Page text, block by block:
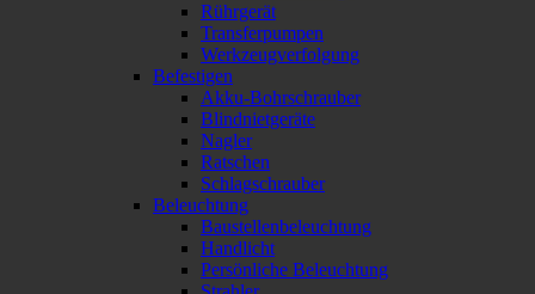
Rührgerät
Transferpumpen
Werkzeugverfolgung
Befestigen
Akku-Bohrschrauber
Blindnietgeräte
Nagler
Ratschen
Schlagschrauber
Beleuchtung
Baustellenbeleuchtung
Handlicht
Persönliche Beleuchtung